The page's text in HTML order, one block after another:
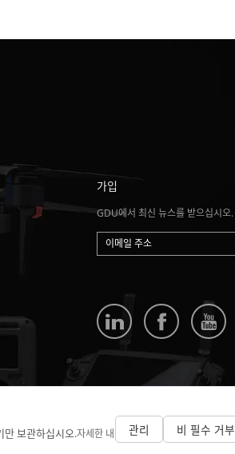
가입
GDU에서 최신 뉴스를 받으십시오.
만 보관하십시오.자세한 내
관리 비 필수 거부